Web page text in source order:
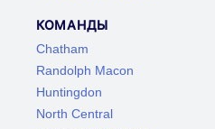
КОМАНДЫ
Chatham
Randolph Macon
Huntingdon
North Central